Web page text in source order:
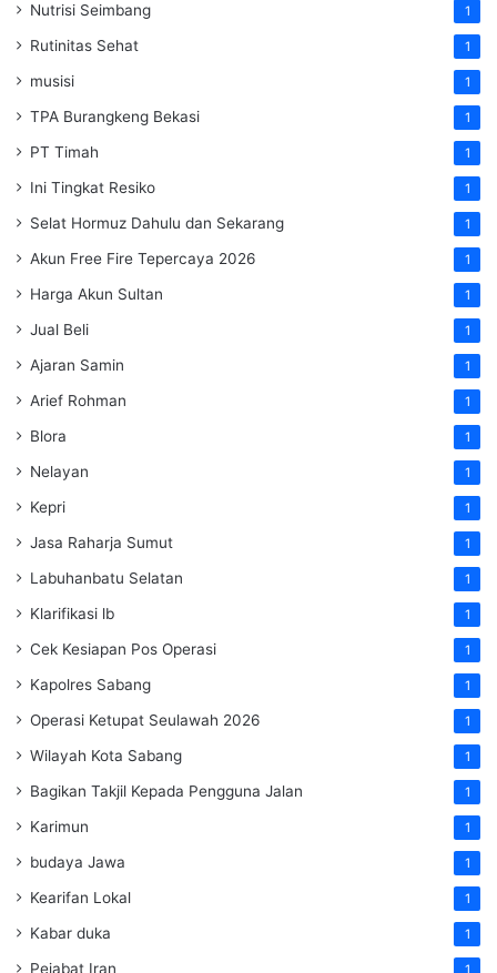
Nutrisi Seimbang 1
Rutinitas Sehat 1
musisi 1
TPA Burangkeng Bekasi 1
PT Timah 1
Ini Tingkat Resiko 1
Selat Hormuz Dahulu dan Sekarang 1
Akun Free Fire Tepercaya 2026 1
Harga Akun Sultan 1
Jual Beli 1
Ajaran Samin 1
Arief Rohman 1
Blora 1
Nelayan 1
Kepri 1
Jasa Raharja Sumut 1
Labuhanbatu Selatan 1
Klarifikasi lb 1
Cek Kesiapan Pos Operasi 1
Kapolres Sabang 1
Operasi Ketupat Seulawah 2026 1
Wilayah Kota Sabang 1
Bagikan Takjil Kepada Pengguna Jalan 1
Karimun 1
budaya Jawa 1
Kearifan Lokal 1
Kabar duka 1
Pejabat Iran 1